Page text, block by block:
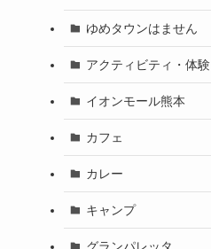
ゆめタウンはません
アクティビティ・体験
イオンモール熊本
カフェ
カレー
キャンプ
グランパレッタ